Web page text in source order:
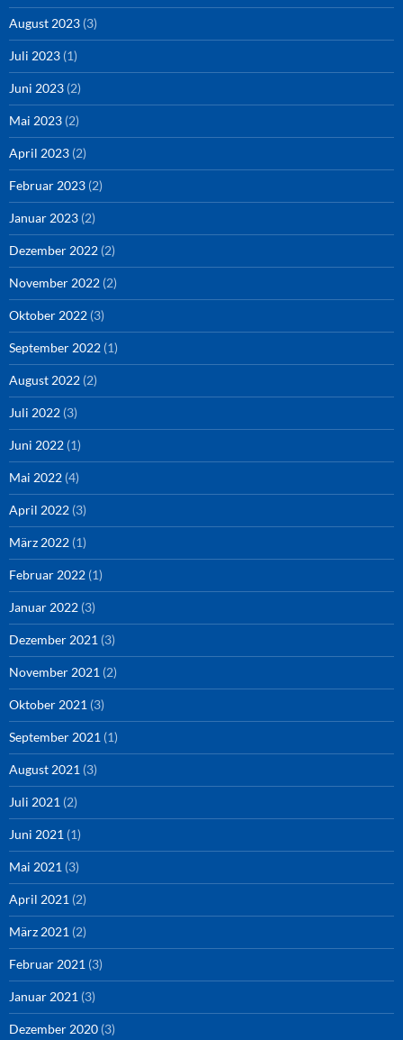
August 2023 (3)
Juli 2023 (1)
Juni 2023 (2)
Mai 2023 (2)
April 2023 (2)
Februar 2023 (2)
Januar 2023 (2)
Dezember 2022 (2)
November 2022 (2)
Oktober 2022 (3)
September 2022 (1)
August 2022 (2)
Juli 2022 (3)
Juni 2022 (1)
Mai 2022 (4)
April 2022 (3)
März 2022 (1)
Februar 2022 (1)
Januar 2022 (3)
Dezember 2021 (3)
November 2021 (2)
Oktober 2021 (3)
September 2021 (1)
August 2021 (3)
Juli 2021 (2)
Juni 2021 (1)
Mai 2021 (3)
April 2021 (2)
März 2021 (2)
Februar 2021 (3)
Januar 2021 (3)
Dezember 2020 (3)